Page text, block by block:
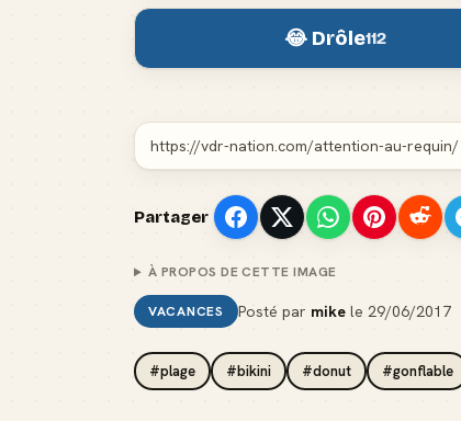
😂 Drôle112
Partager
À PROPOS DE CETTE IMAGE
VACANCES Posté par mikele 29/06/2017
#plage #bikini #donut #gonflable